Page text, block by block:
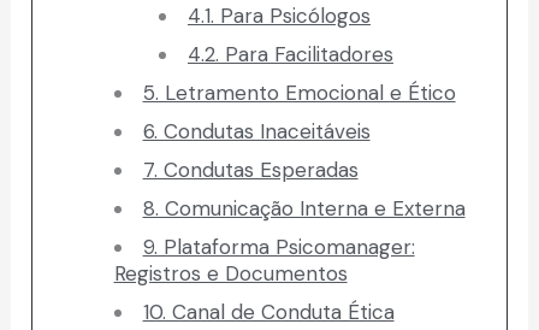
4.1. Para Psicólogos
4.2. Para Facilitadores
5. Letramento Emocional e Ético
6. Condutas Inaceitáveis
7. Condutas Esperadas
8. Comunicação Interna e Externa
9. Plataforma Psicomanager:
Registros e Documentos
10. Canal de Conduta Ética